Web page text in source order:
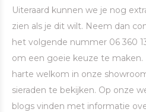
Uiteraard kunnen we je nog
zien als je dit wilt. Neem dan
het volgende nummer 06 360
om een goeie keuze te maken.
harte welkom in onze
sieraden te bekijken. Op onze
blogs vinden met informatie